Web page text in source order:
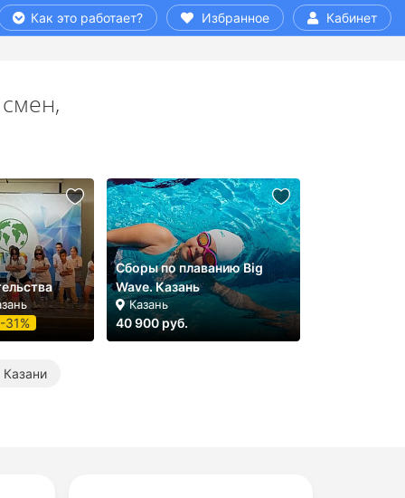
Как это работает? Избранное Кабинет
-31%
Сборы по плаванию Big
Wave. Казань
Казань
40 900 руб.
Казани